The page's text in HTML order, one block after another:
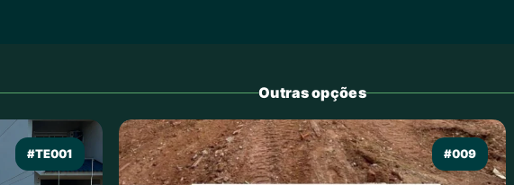
Outras opções
#TE001 #009